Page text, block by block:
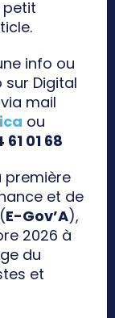
petit
info ou
Digital
mail
ou
61 01 68
première
et de
E-Gov’A),
2026 à
du
et